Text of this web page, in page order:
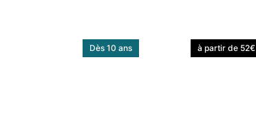
à partir de 52€
Dès 10 ans